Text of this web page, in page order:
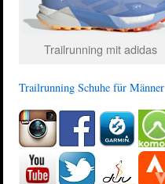
Trailrunning mit adidas
Trailrunning Schuhe für Männer